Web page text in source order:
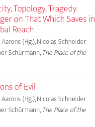
Topology, Tragedy:
on That Which Saves in
Reach
(Hg.), Nicolas Schneider
Schürmann,The Place of the
of Evil
(Hg.), Nicolas Schneider
Schürmann,The Place of the